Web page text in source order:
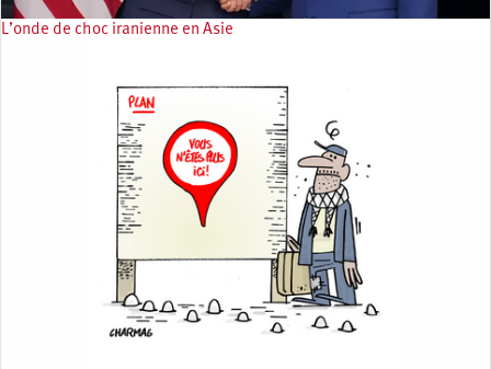
L’onde de choc iranienne en Asie